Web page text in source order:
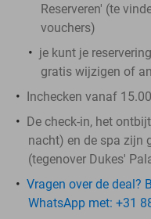
Reserveren' (te
vouchers)
je kunt je
gratis wijzigen of
Inchecken vanaf
De check-in, het
nacht) en de spa zijn
(tegenover Dukes'
Vragen over de deal?
WhatsApp met: +31